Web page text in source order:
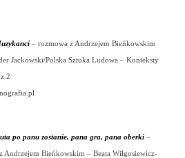
– rozmowa z Andrzejem Bieńkowskim
Jackowski/Polska Sztuka Ludowa – Konteksty
po panu zostanie, pana gra, pana oberki –
Andrzejem Bieńkowskim – Beata Wilgosiewicz-